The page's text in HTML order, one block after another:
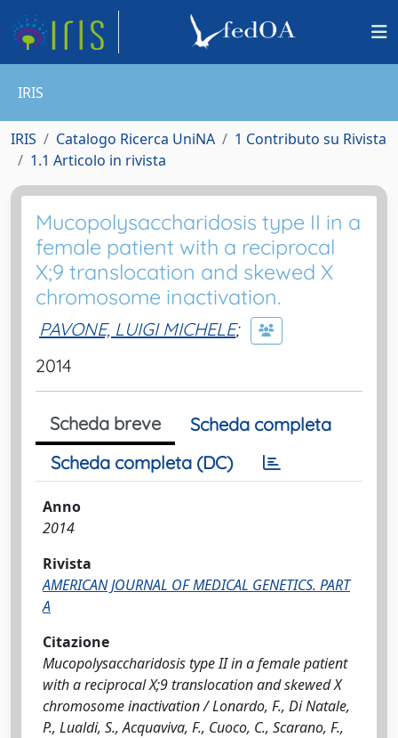
IRIS
IRIS Catalogo Ricerca UniNA
1 Contributo su Rivista
1.1 Articolo in rivista
Mucopolysaccharidosis type II in a
female patient with a reciprocal
X;9 translocation and skewed X
chromosome inactivation.
PAVONE, LUIGI MICHELE;
2014
Scheda breve
Scheda completa
Scheda completa (DC)
Anno
2014
Rivista
AMERICAN JOURNAL OF MEDICAL GENETICS. PART
A
Citazione
Mucopolysaccharidosis type II in a female patient
with a reciprocal X;9 translocation and skewed X
chromosome inactivation / Lonardo, F., Di Natale,
P., Lualdi, S., Acquaviva, F., Cuoco, C., Scarano, F.,